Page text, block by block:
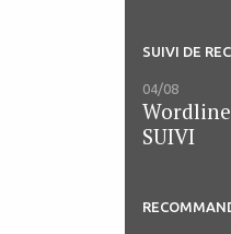
SUIVI DE
04/08
SUIVI